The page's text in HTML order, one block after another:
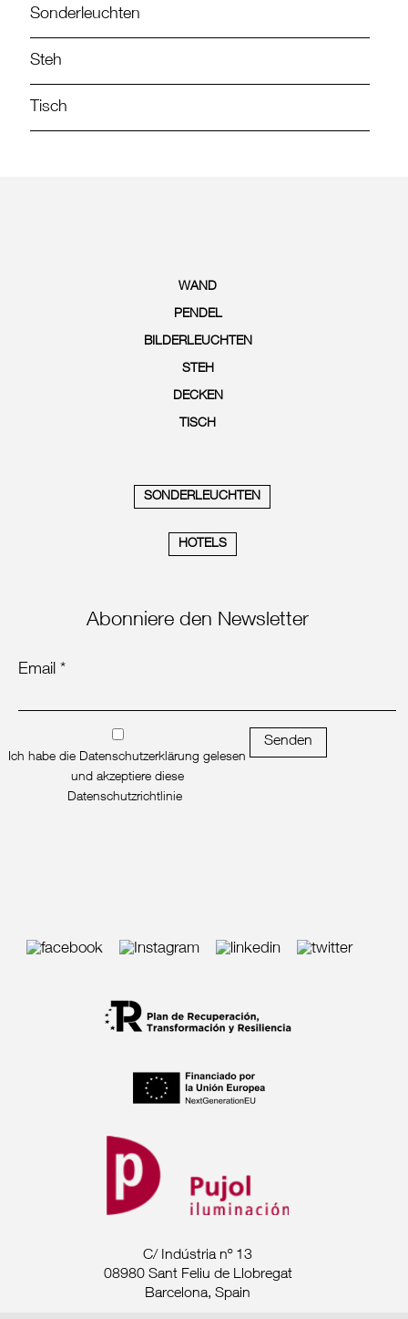
Sonderleuchten
Steh
Tisch
WAND
PENDEL
BILDERLEUCHTEN
STEH
DECKEN
TISCH
SONDERLEUCHTEN
HOTELS
Abonniere den Newsletter
Email *
Ich habe die Datenschutzerklärung gelesen
und akzeptiere diese
Datenschutzrichtlinie
Senden
C/ Indústria nº 13
08980 Sant Feliu de Llobregat
Barcelona, Spain